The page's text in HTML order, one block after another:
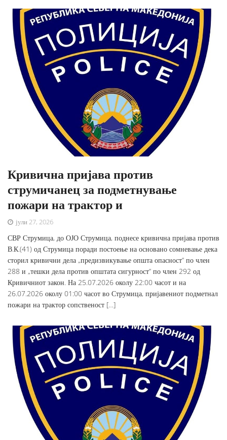
Кривична пријава против
струмичанец за подметнување
пожари на трактор и
јули 27, 2026
СВР Струмица, до ОЈО Струмица, поднесе кривична пријава против
В.К.(41) од Струмица поради постоење на основано сомневање дека
сторил кривични дела „предизвикување општа опасност“ по член
288 и „тешки дела против општата сигурност“ по член 292 од
Кривичниот закон. На 25.07.2026 околу 22:00 часот и на
26.07.2026 околу 01:00 часот во Струмица, пријавениот подметнал
пожари на трактор сопственост […]